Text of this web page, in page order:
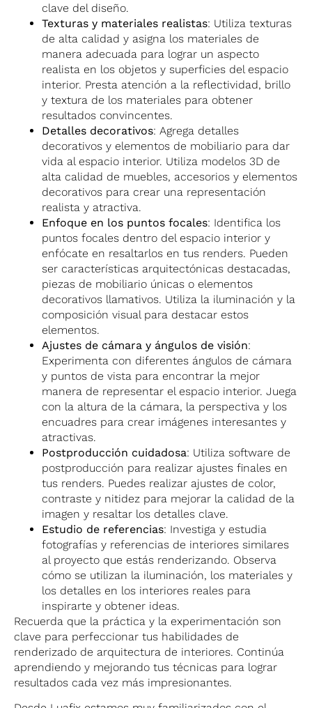
clave del diseño.
Texturas y materiales realistas: Utiliza texturas
de alta calidad y asigna los materiales de
manera adecuada para lograr un aspecto
realista en los objetos y superficies del espacio
interior. Presta atención a la reflectividad, brillo
y textura de los materiales para obtener
resultados convincentes.
Detalles decorativos: Agrega detalles
decorativos y elementos de mobiliario para dar
vida al espacio interior. Utiliza modelos 3D de
alta calidad de muebles, accesorios y elementos
decorativos para crear una representación
realista y atractiva.
Enfoque en los puntos focales: Identifica los
puntos focales dentro del espacio interior y
enfócate en resaltarlos en tus renders. Pueden
ser características arquitectónicas destacadas,
piezas de mobiliario únicas o elementos
decorativos llamativos. Utiliza la iluminación y la
composición visual para destacar estos
elementos.
Ajustes de cámara y ángulos de visión:
Experimenta con diferentes ángulos de cámara
y puntos de vista para encontrar la mejor
manera de representar el espacio interior. Juega
con la altura de la cámara, la perspectiva y los
encuadres para crear imágenes interesantes y
atractivas.
Postproducción cuidadosa: Utiliza software de
postproducción para realizar ajustes finales en
tus renders. Puedes realizar ajustes de color,
contraste y nitidez para mejorar la calidad de la
imagen y resaltar los detalles clave.
Estudio de referencias: Investiga y estudia
fotografías y referencias de interiores similares
al proyecto que estás renderizando. Observa
cómo se utilizan la iluminación, los materiales y
los detalles en los interiores reales para
inspirarte y obtener ideas.
Recuerda que la práctica y la experimentación son
clave para perfeccionar tus habilidades de
renderizado de arquitectura de interiores. Continúa
aprendiendo y mejorando tus técnicas para lograr
resultados cada vez más impresionantes.